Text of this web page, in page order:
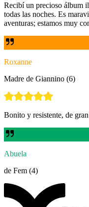
Recibí un precioso álbum
todas las noches. Es
aventuras; estamos muy
Roxanne
Madre de Giannino (6)
Bonito y resistente, de
Abuela
de Fem (4)